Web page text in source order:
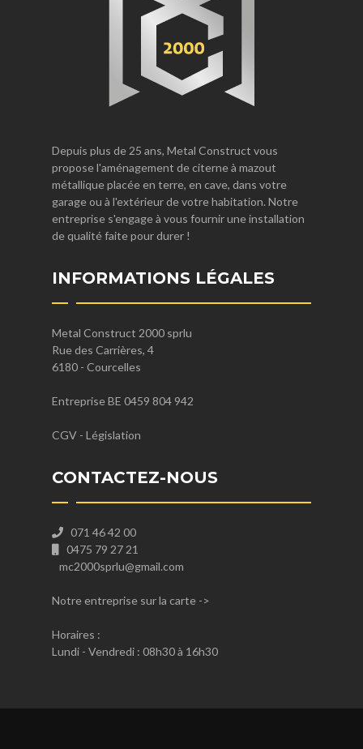
Depuis plus de 25 ans, Metal Construct vous
propose l'aménagement de citerne à mazout
métallique placée en terre, en cave, dans votre
garage ou à l'extérieur de votre habitation. Notre
entreprise s'engage à vous fournir une installation
de qualité faite pour durer !
INFORMATIONS LÉGALES
Metal Construct 2000 sprlu
Rue des Carrières, 4
6180 - Courcelles
Entreprise BE 0459 804 942
CGV - Législation
CONTACTEZ-NOUS
071 46 42 00
0475 79 27 21
mc2000sprlu@gmail.com
Notre entreprise sur la carte ->
Horaires :
Lundi - Vendredi : 08h30 à 16h30